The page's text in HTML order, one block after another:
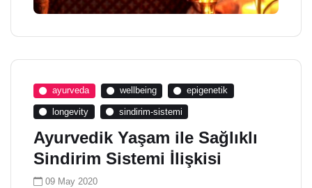
ayurveda wellbeing epigenetik
longevity sindirim-sistemi
Ayurvedik Yaşam ile Sağlıklı
Sindirim Sistemi İlişkisi
09 May 2020